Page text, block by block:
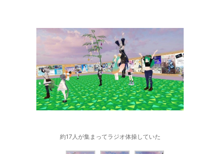
約17人が集まってラジオ体操していた